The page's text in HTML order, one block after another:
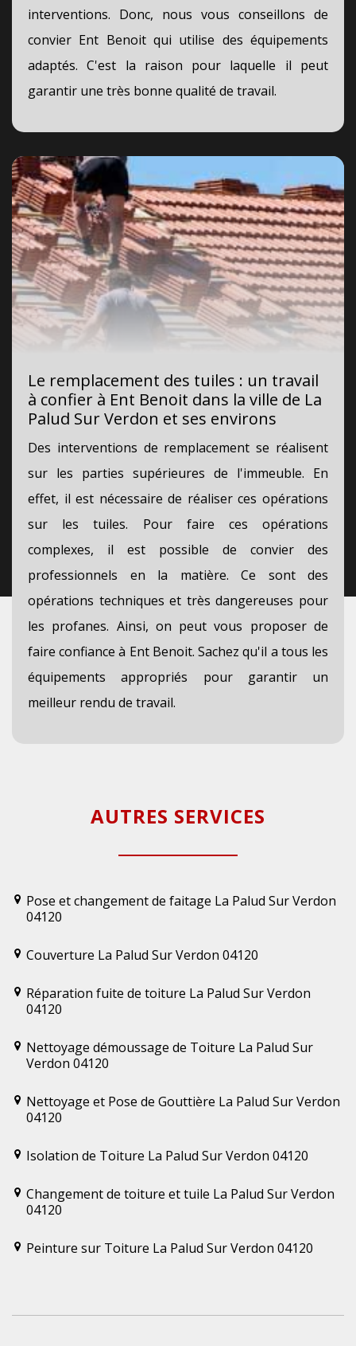
interventions. Donc, nous vous conseillons de
convier Ent Benoit qui utilise des équipements
adaptés. C'est la raison pour laquelle il peut
garantir une très bonne qualité de travail.
Le remplacement des tuiles : un travail
à confier à Ent Benoit dans la ville de La
Palud Sur Verdon et ses environs
Des interventions de remplacement se réalisent
sur les parties supérieures de l'immeuble. En
effet, il est nécessaire de réaliser ces opérations
sur les tuiles. Pour faire ces opérations
complexes, il est possible de convier des
professionnels en la matière. Ce sont des
opérations techniques et très dangereuses pour
les profanes. Ainsi, on peut vous proposer de
faire confiance à Ent Benoit. Sachez qu'il a tous les
équipements appropriés pour garantir un
meilleur rendu de travail.
AUTRES SERVICES
Pose et changement de faitage La Palud Sur Verdon
04120
Couverture La Palud Sur Verdon 04120
Réparation fuite de toiture La Palud Sur Verdon
04120
Nettoyage démoussage de Toiture La Palud Sur
Verdon 04120
Nettoyage et Pose de Gouttière La Palud Sur Verdon
04120
Isolation de Toiture La Palud Sur Verdon 04120
Changement de toiture et tuile La Palud Sur Verdon
04120
Peinture sur Toiture La Palud Sur Verdon 04120